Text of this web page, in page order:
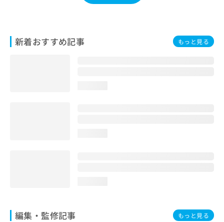
新着おすすめ記事 もっと見る
編集・監修記事 もっと見る
合
わ